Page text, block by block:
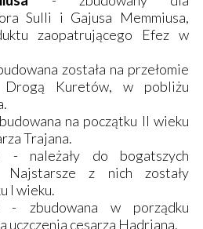
Sulli i Gajusa Memmiusa,
zaopatrującego Efez w
została na przełomie
Kuretów, w pobliżu
na początku II wieku
Trajana.
- należały do bogatszych
Najstarsze z nich zostały
I wieku.
- zbudowana w porządku
uczczenia cesarza Hadriana.